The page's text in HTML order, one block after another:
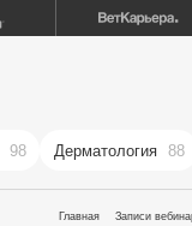
98 Дерматология 88
Главная Записи